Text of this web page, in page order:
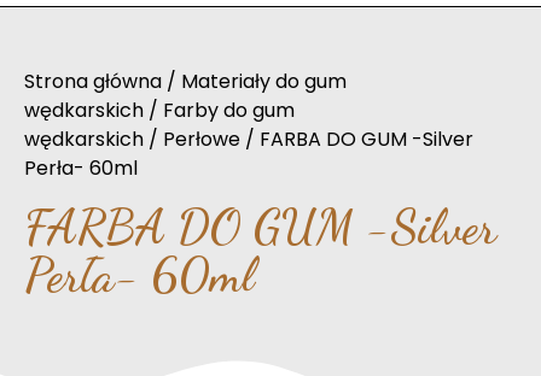
Strona główna / Materiały do gum
wędkarskich / Farby do gum
wędkarskich / Perłowe / FARBA DO GUM -Silver
Perła- 60ml
FARBA DO GUM -Silver
Perła- 60ml